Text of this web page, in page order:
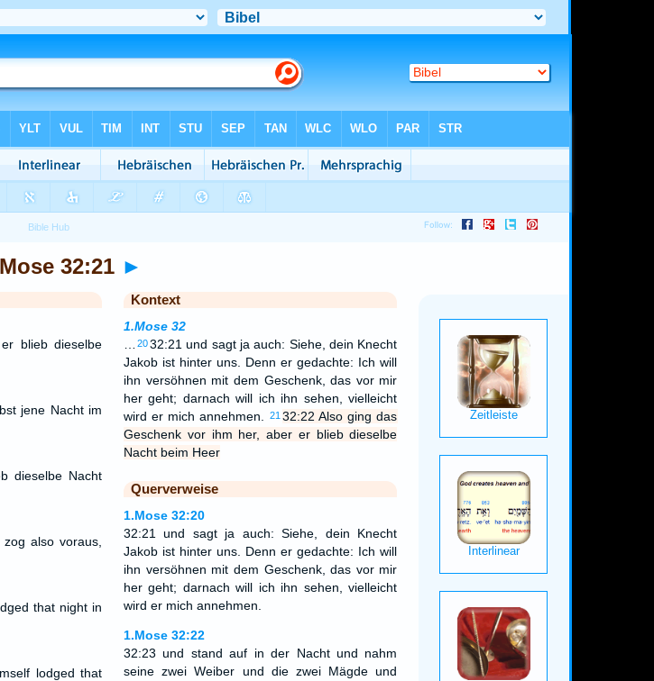
32:21 ►
blieb dieselbe
jene Nacht im
dieselbe Nacht
also voraus,
that night in
lodged that
Kontext
1.Mose 32
2032:21 und sagt ja auch: Siehe, dein Knecht
Jakob ist hinter uns. Denn er gedachte: Ich will
ihn versöhnen mit dem Geschenk, das vor mir
her geht; darnach will ich ihn sehen, vielleicht
wird er mich annehmen.
21 32:22 Also ging das
Geschenk vor ihm her, aber er blieb dieselbe
Nacht beim Heer
Querverweise
1.Mose 32:20
32:21 und sagt ja auch: Siehe, dein Knecht
Jakob ist hinter uns. Denn er gedachte: Ich will
ihn versöhnen mit dem Geschenk, das vor mir
her geht; darnach will ich ihn sehen, vielleicht
wird er mich annehmen.
1.Mose 32:22
32:23 und stand auf in der Nacht und nahm
seine zwei Weiber und die zwei Mägde und